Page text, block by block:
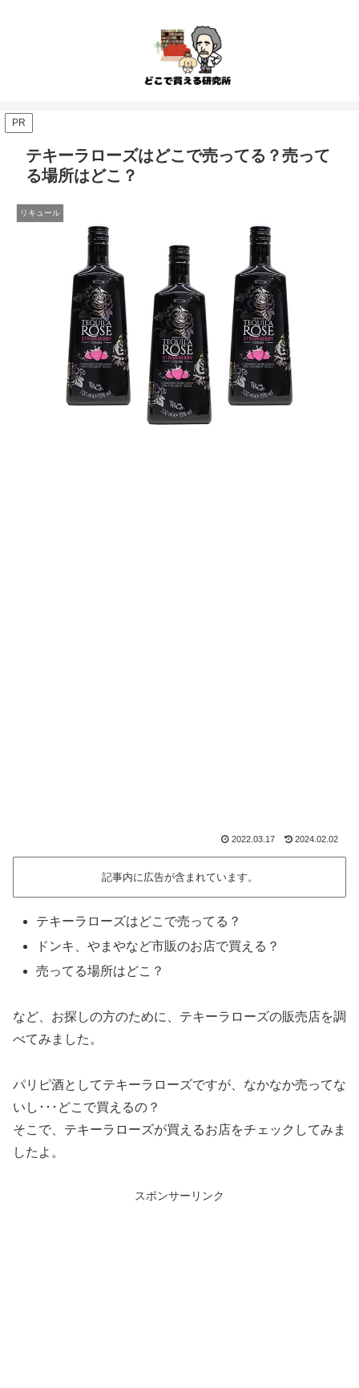
PR
テキーラローズはどこで売ってる？売って
る場所はどこ？
リキュール
2022.03.17 2024.02.02
記事内に広告が含まれています。
テキーラローズはどこで売ってる？
ドンキ、やまやなど市販のお店で買える？
売ってる場所はどこ？
など、お探しの方のために、テキーラローズの販売店を調
べてみました。
パリピ酒としてテキーラローズですが、なかなか売ってな
いし･･･どこで買えるの？
そこで、テキーラローズが買えるお店をチェックしてみま
したよ。
スポンサーリンク